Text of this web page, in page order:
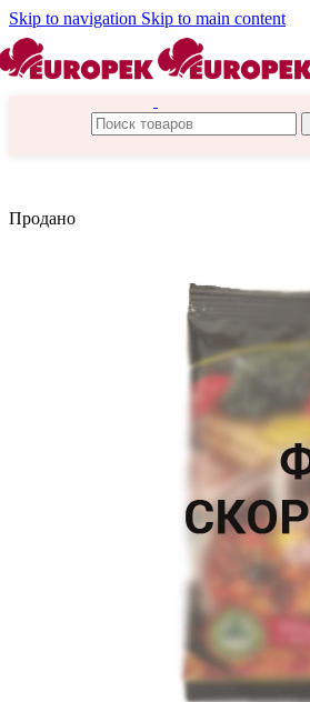
Skip to navigation Skip to main content
Продано